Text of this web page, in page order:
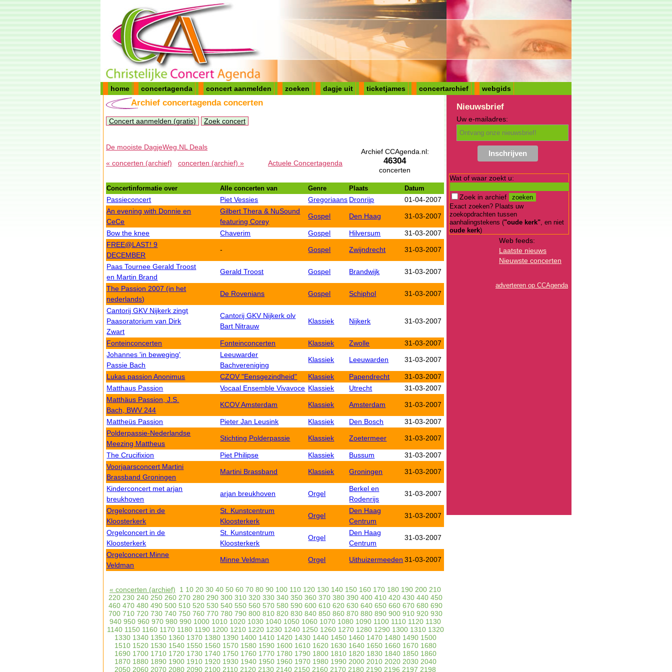
home concertagenda concert aanmelden zoeken dagje uit ticketjames concertarchief webgids
Archief concertagenda concerten
Concert aanmelden (gratis) Zoek concert
Archief CCAgenda.nl:
46304
concerten
De mooiste DagjeWeg.NL Deals
« concerten (archief)
concerten (archief) » Actuele Concertagenda
Concertinformatie over Alle concerten van Genre Plaats Datum
Passieconcert Piet Vessies Gregoriaans Dronrijp
01-04-2007
An evening with Donnie en
CeCe
Gilbert Thera & NuSound
featuring Corey
Gospel Den Haag 31-03-2007
Bow the knee Chaverim Gospel Hilversum
31-03-2007
FREE@LAST! 9
DECEMBER
- Gospel Zwijndrecht 31-03-2007
Paas Tournee Gerald Troost
en Martin Brand
Gerald Troost Gospel Brandwijk 31-03-2007
The Passion 2007 (in het
nederlands)
De Rovenians Gospel Schiphol 31-03-2007
Cantorij GKV Nijkerk zingt
Paasoratorium van Dirk
Zwart
Cantorij GKV Nijkerk olv
Bart Nitrauw
Klassiek Nijkerk 31-03-2007
Fonteinconcerten Fonteinconcerten Klassiek Zwolle
31-03-2007
Johannes 'in beweging'
Passie Bach
Leeuwarder
Bachvereniging
Klassiek Leeuwarden 31-03-2007
Lukas passion Anonimus CZOV "Eensgezindheid" Klassiek Papendrecht
31-03-2007
Matthaus Passion
Vocaal Ensemble Vivavoce Klassiek Utrecht
31-03-2007
Matthäus Passion, J.S.
Bach, BWV 244
KCOV Amsterdam Klassiek Amsterdam 31-03-2007
Mattheüs Passion Pieter Jan Leusink Klassiek Den Bosch
31-03-2007
Polderpassie-Nederlandse
Meezing Mattheus
Stichting Polderpassie Klassiek Zoetermeer 31-03-2007
The Crucifixion Piet Philipse Klassiek Bussum
31-03-2007
Voorjaarsconcert Martini
Brassband Groningen
Martini Brassband Klassiek Groningen 31-03-2007
Kinderconcert met arjan
breukhoven
arjan breukhoven Orgel
Berkel en
Rodenrijs
31-03-2007
Orgelconcert in de
Kloosterkerk
St. Kunstcentrum
Kloosterkerk
Orgel
Den Haag
Centrum
31-03-2007
Orgelconcert in de
Kloosterkerk
St. Kunstcentrum
Kloosterkerk
Orgel
Den Haag
Centrum
31-03-2007
Orgelconcert Minne
Veldman
Minne Veldman Orgel Uithuizermeeden 31-03-2007
« concerten (archief) 1 10 20 30 40 50 60 70 80 90 100 110 120 130 140 150 160 170 180 190 200 210
220 230 240 250 260 270 280 290 300 310 320 330 340 350 360 370 380 390 400 410 420 430 440 450
460 470 480 490 500 510 520 530 540 550 560 570 580 590 600 610 620 630 640 650 660 670 680 690
700 710 720 730 740 750 760 770 780 790 800 810 820 830 840 850 860 870 880 890 900 910 920 930
940 950 960 970 980 990 1000 1010 1020 1030 1040 1050 1060 1070 1080 1090 1100 1110 1120 1130
1140 1150 1160 1170 1180 1190 1200 1210 1220 1230 1240 1250 1260 1270 1280 1290 1300 1310 1320
1330 1340 1350 1360 1370 1380 1390 1400 1410 1420 1430 1440 1450 1460 1470 1480 1490 1500
1510 1520 1530 1540 1550 1560 1570 1580 1590 1600 1610 1620 1630 1640 1650 1660 1670 1680
1690 1700 1710 1720 1730 1740 1750 1760 1770 1780 1790 1800 1810 1820 1830 1840 1850 1860
1870 1880 1890 1900 1910 1920 1930 1940 1950 1960 1970 1980 1990 2000 2010 2020 2030 2040
2050 2060 2070 2080 2090 2100 2110 2120 2130 2140 2150 2160 2170 2180 2190 2196 2197 2198
Nieuwsbrief
Uw e-mailadres:
Wat of waar zoekt u:
Zoek in archief
Exact zoeken? Plaats uw
zoekopdrachten tussen
aanhalingstekens ("oude kerk", en niet
oude kerk)
Web feeds:
Laatste nieuws
Nieuwste concerten
adverteren op CCAgenda